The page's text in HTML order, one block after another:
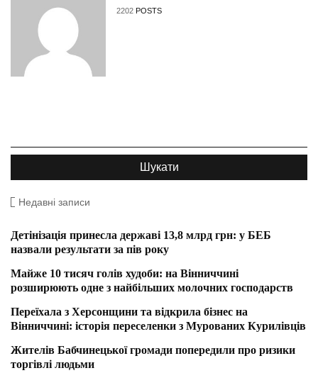
2202 POSTS
Недавні записи
Детінізація принесла державі 13,8 млрд грн: у БЕБ
назвали результати за пів року
Майже 10 тисяч голів худоби: на Вінниччині
розширюють одне з найбільших молочних господарств
Переїхала з Херсонщини та відкрила бізнес на
Вінниччині: історія переселенки з Мурованих Курилівців
Жителів Бабчинецької громади попередили про ризики
торгівлі людьми